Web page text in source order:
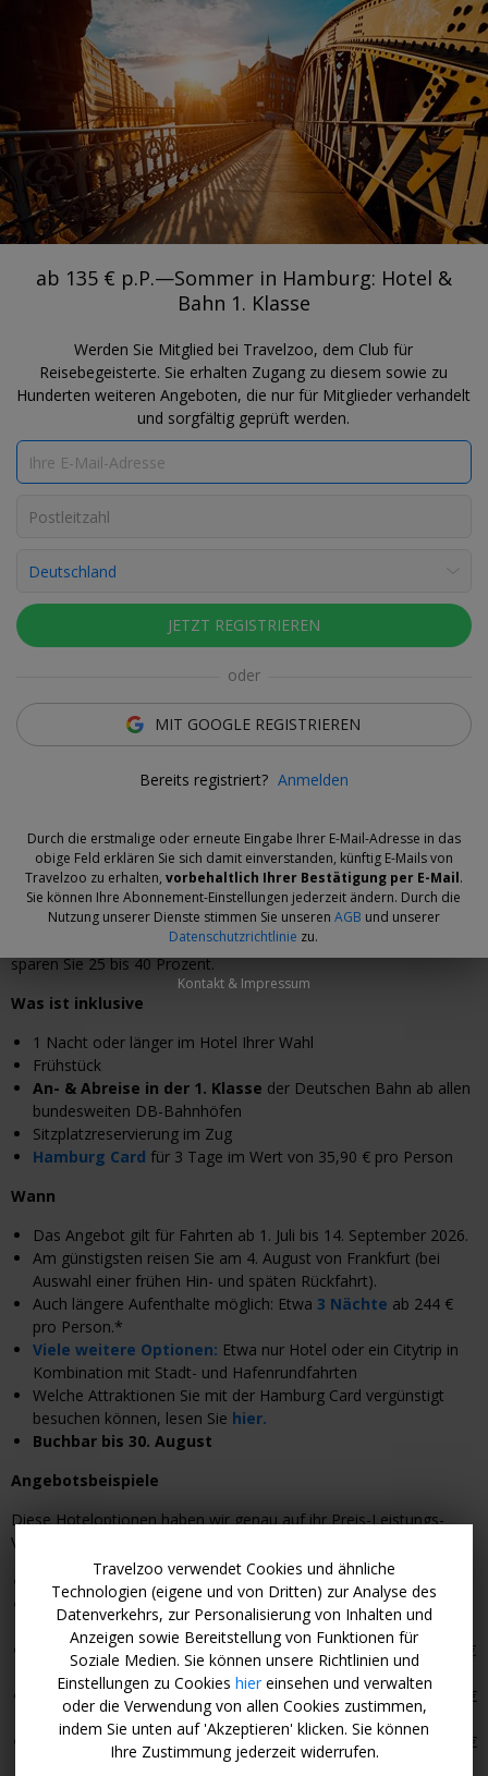
REGISTRIEREN
NACH TRAVELZOO-DEALS SUCHEN
NORDDEUTSCHLAND
ab 135 € p.P.—Sommer in Hamburg:
Hotel & Bahn 1. Klasse
Deal-Expertin
Mit der Hamburg Card sparen Sie bei Museen und
nutzen die öffentlichen Verkehrsmittel kostenfrei.
Das Angebot
der Binnenalster perfekt für eine Pause. Von hier aus blicken Sie
Häuserfassaden.
Mit Hamburg Tourismus entdecken Sie die Hansestadtab 135 €
pro Person.*Sie wählen Ihr Lieblingshotel mit Frühstück. Die
Anreise in der 1. Klasse und die Hamburg Card sind ebenfalls
inklusive. Im Vergleich zur Buchung der separaten Leistungen
sparen Sie 25 bis 40 Prozent.
Was ist inklusive
1 Nacht oder länger im Hotel Ihrer Wahl
Frühstück
An- & Abreise in der 1. Klasse der Deutschen Bahn ab allen
bundesweiten DB-Bahnhöfen
Sitzplatzreservierung im Zug
Hamburg Card für 3 Tage im Wert von 35,90 € pro Person
Wann
Das Angebot gilt für Fahrten ab 1. Juli bis 14. September 2026.
Am günstigsten reisen Sie am 4. August von Frankfurt (bei
Auswahl einer frühen Hin- und späten Rückfahrt).
Auch längere Aufenthalte möglich: Etwa 3 Nächte ab 244 €
pro Person.*
Viele weitere Optionen: Etwa nur Hotel oder ein Citytrip in
Kombination mit Stadt- und Hafenrundfahrten
Welche Attraktionen Sie mit der Hamburg Card vergünstigt
besuchen können, lesen Sie hier.
Buchbar bis 30. August
Angebotsbeispiele
Diese Hoteloptionen haben wir genau auf ihr Preis-Leistungs-
Verhältnis geprüft (Preis bei 1 Nacht):
Panorama Innim Osten, ab 135 € pro Person*
Arcotel Onyxin der Nähe der Landungsbrücken, ab 162 € pro
Person*
Apartment-Hotel Hamburg Mittemit Kochnische, ab 167 €
pro Person*
Hotel Senatorin der Nähe der Kunsthalle und Alster, ab 175 €
pro Person*
Egon Hotel Hamburg City in der Nähe von St. Pauli, ab 176 €
pro Person*
Travelzoo verwendet Cookies und ähnliche
Technologien (eigene und von Dritten) zur Analyse des
Datenverkehrs, zur Personalisierung von Inhalten und
Anzeigen sowie Bereitstellung von Funktionen für
Soziale Medien. Sie können unsere Richtlinien und
Einstellungen zu Cookies hiereinsehen und verwalten
oder die Verwendung von allen Cookies zustimmen,
indem Sie unten auf 'Akzeptieren' klicken. Sie können
Ihre Zustimmung jederzeit widerrufen.
ab 135 € p.P.—Sommer in Hamburg: Hotel &
Bahn 1. Klasse
Werden Sie Mitglied bei Travelzoo, dem Club für
Reisebegeisterte. Sie erhalten Zugang zu diesem sowie zu
Hunderten weiteren Angeboten, die nur für Mitglieder verhandelt
und sorgfältig geprüft werden.
JETZT REGISTRIEREN
oder
MIT GOOGLE REGISTRIEREN
Bereits registriert? Anmelden
Durch die erstmalige oder erneute Eingabe Ihrer E-Mail-Adresse in das
obige Feld erklären Sie sich damit einverstanden, künftig E-Mails von
Travelzoo zu erhalten, vorbehaltlich Ihrer Bestätigung per E-Mail.
Sie können Ihre Abonnement-Einstellungen jederzeit ändern. Durch die
Nutzung unserer Dienste stimmen Sie unseren AGB und unserer
Datenschutzrichtlinie zu.
Kontakt & Impressum